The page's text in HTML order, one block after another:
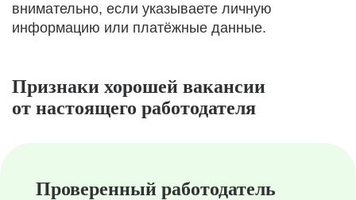
внимательно, если указываете личную
информацию или платёжные данные.
Признаки хорошей вакансии
от настоящего работодателя
Проверенный работодатель